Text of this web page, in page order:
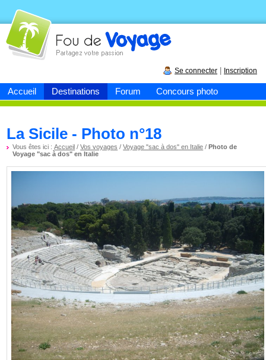
Accueil Destinations Forum Concours photo
Fou devoyage
Se connecter Inscription
La Sicile - Photo n°18
Vous êtes ici :Accueil /Vos voyages /Voyage "sac à dos" en Italie /Photo de
Voyage "sac à dos" en Italie